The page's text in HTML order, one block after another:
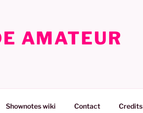
AMATEUR
Shownotes wiki Contact Credits